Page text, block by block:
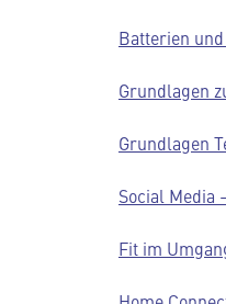
Batte­rien
Grund­lagen
Grundlagen
Social Media
Fit im